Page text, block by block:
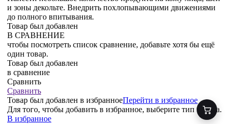
и зоны декольте. Внедрить похлопывающими движениями
до полного впитывания.
Товар был добавлен
В СРАВНЕНИЕ
чтобы посмотреть список сравнение, добавьте хотя бы ещё
один товар.
Товар был добавлен
в сравнение
Сравнить
Сравнить
Товар был добавлен в избранноеПерейти в избранное
Для того, чтобы добавить в избранное, выберите тип товара.
В избранное